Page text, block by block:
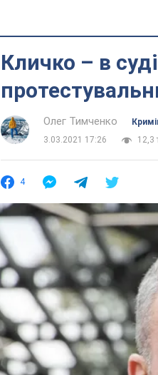
Кличко – в
Олег Тимченко
3.03.2021 17:26
12,3
4